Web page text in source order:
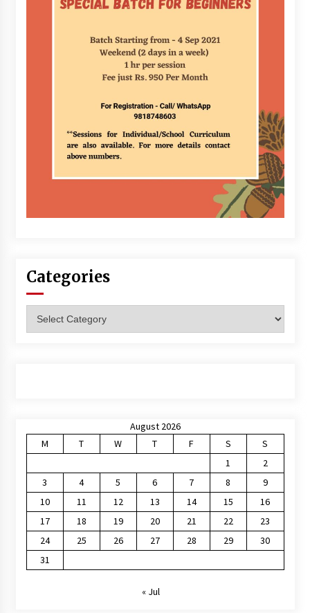
Categories
August 2026
M
T W T F S
S
1
2
3
4 5 6 7 8
9
10
11 12 13 14 15
16
17
18 19 20 21 22
23
24
25 26 27 28 29
30
31
« Jul